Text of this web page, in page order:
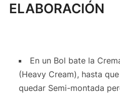
ELABORACIÓN
En un Bol bate la
(Heavy Cream), hasta
quedar Semi-montada